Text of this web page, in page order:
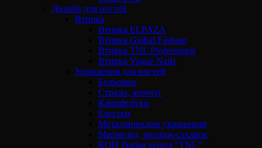
Дизайн для ногтей
Втирка
Втирка ELPAZA
Втирка Global Fashion
Втирка TNL Professional
Втирка Vogue Nails
Украшения для ногтей
Бульонки
Стразы, жемчуг
Камифубуки
Блестки
Металлические украшения
Мармелад, меланж-сахарок
КОИ Рыбья чешуя “TNL”